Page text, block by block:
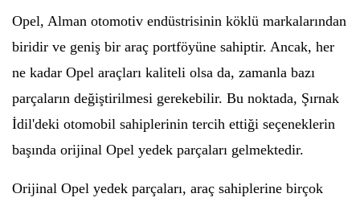
Opel, Alman otomotiv endüstrisinin köklü markalarından
biridir ve geniş bir araç portföyüne sahiptir. Ancak, her
ne kadar Opel araçları kaliteli olsa da, zamanla bazı
parçaların değiştirilmesi gerekebilir. Bu noktada, Şırnak
İdil'deki otomobil sahiplerinin tercih ettiği seçeneklerin
başında orijinal Opel yedek parçaları gelmektedir.
Orijinal Opel yedek parçaları, araç sahiplerine birçok